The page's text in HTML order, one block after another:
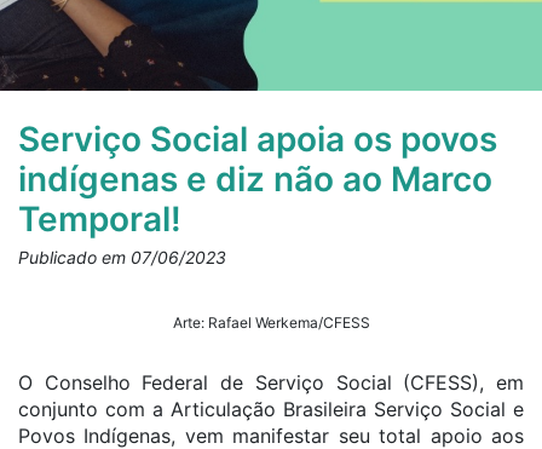
Serviço Social apoia os povos
indígenas e diz não ao Marco
Temporal!
Publicado em 07/06/2023
Arte: Rafael Werkema/CFESS
O Conselho Federal de Serviço Social (CFESS), em
conjunto com a Articulação Brasileira Serviço Social e
Povos Indígenas, vem manifestar seu total apoio aos